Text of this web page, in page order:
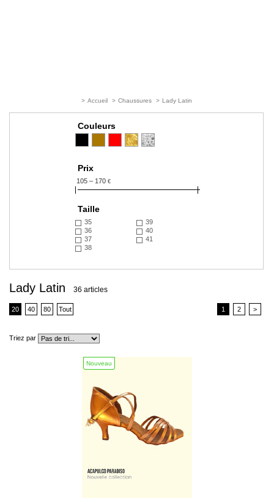
> Accueil > Chaussures > Lady Latin
Couleurs
Prix
105 – 170€
Taille
35
36
37
38
39
40
41
Lady Latin 36 articles
1 2 >
Triez par
20 40 80 Tout
Nouveau